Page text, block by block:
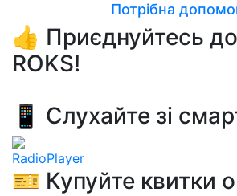
Потрібна
👍 Приєднуйтесь
ROKS!
📱 Слухайте зі
RadioPlayer
🎫 Купуйте квитки